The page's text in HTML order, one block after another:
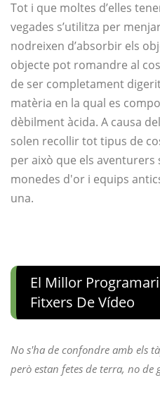
Tot i que moltes d’elles
vegades s’utilitza per
nodreixen d’absorbir els
objecte pot romandre al
de ser completament
matèria en la qual es
dèbilment àcida. A causa
solen recollir tot tipus de
per això que els
monedes d'or i equips
una.
El Millor
Fitxers De Vídeo
No s'ha de confondre amb els
però estan fetes de terra, no de